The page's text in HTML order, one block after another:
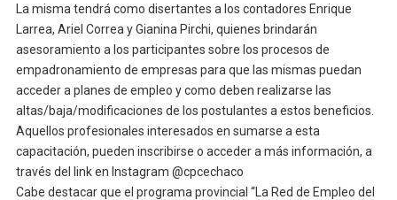
La misma tendrá como disertantes a los contadores Enrique
Larrea, Ariel Correa y Gianina Pirchi, quienes brindarán
asesoramiento a los participantes sobre los procesos de
empadronamiento de empresas para que las mismas puedan
acceder a planes de empleo y como deben realizarse las
altas/baja/modificaciones de los postulantes a estos beneficios.
Aquellos profesionales interesados en sumarse a esta
capacitación, pueden inscribirse o acceder a más información, a
través del link en Instagram @cpcechaco
Cabe destacar que el programa provincial “La Red de Empleo del